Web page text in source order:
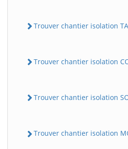
Trouver chantier isolation
Trouver chantier isolation
Trouver chantier isolation
Trouver chantier isolation